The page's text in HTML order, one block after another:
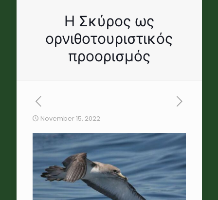
Η Σκύρος ως
ορνιθοτουριστικός
προορισμός
November 15, 2022